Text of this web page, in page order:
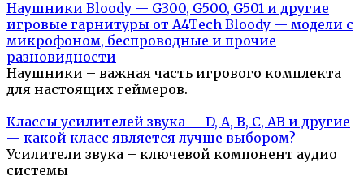
Наушники Bloody — G300, G500, G501 и другие
игровые гарнитуры от A4Tech Bloody — модели с
микрофоном, беспроводные и прочие
разновидности
Наушники – важная часть игрового комплекта
для настоящих геймеров.
Классы усилителей звука — D, A, B, C, AB и другие
— какой класс является лучше выбором?
Усилители звука – ключевой компонент аудио
системы